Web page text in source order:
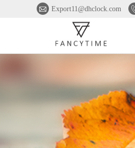
 Export11@dhclock.com